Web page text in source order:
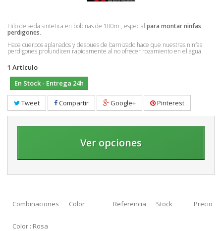
Hilo de seda sintetica en bobinas de 100m., especial para montar ninfas
perdigones.
Hace cuerpos aplanados y despues de barnizado hace que nuestras ninfas
perdigones profundicen rapidamente al no ofrecer rozamiento en el agua.
1 Artículo
En Stock - Entrega 24h
Tweet Compartir Google+ Pinterest
Ver opciones
Combinaciones Color Referencia Stock Precio
Color : Rosa